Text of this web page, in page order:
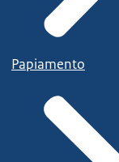
Papiamento